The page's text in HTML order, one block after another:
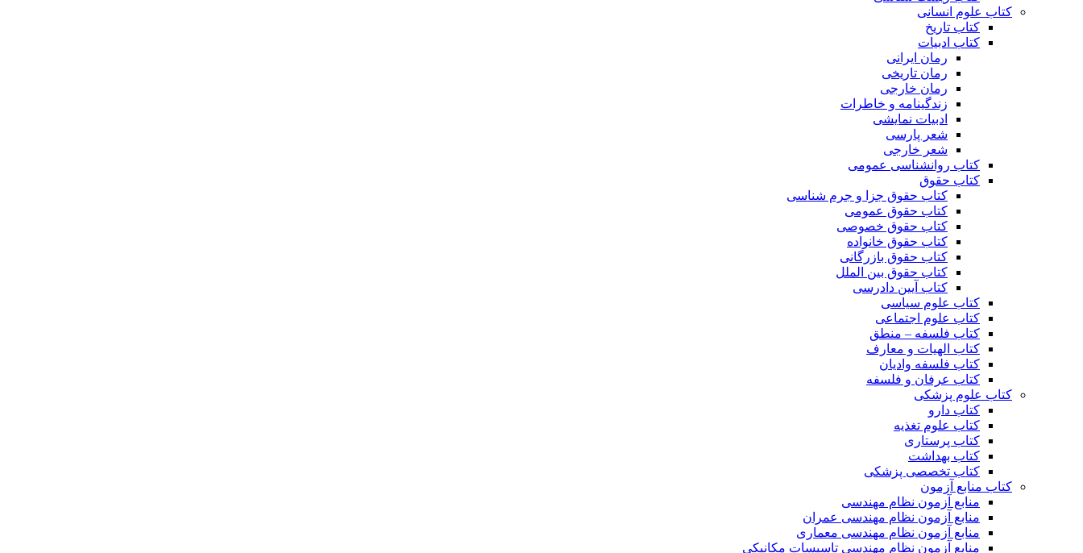
کتاب علوم انسانی
کتاب تاریخ
کتاب ادبیات
رمان ایرانی
رمان تاریخی
رمان خارجی
زندگینامه و خاطرات
ادبیات نمایشی
شعر پارسی
شعر خارجی
کتاب روانشناسی عمومی
کتاب حقوق
کتاب حقوق جزا و جرم شناسی
کتاب حقوق عمومی
کتاب حقوق خصوصی
کتاب حقوق خانواده
کتاب حقوق بازرگانی
کتاب حقوق بین الملل
کتاب آیین دادرسی
کتاب علوم سیاسی
کتاب علوم اجتماعی
کتاب فلسفه – منطق
کتاب الهیات و معارف
کتاب فلسفه وادیان
کتاب عرفان و فلسفه
کتاب علوم پزشکی
کتاب دارو
کتاب علوم تغذیه
کتاب پرستاری
کتاب بهداشت
کتاب تخصصی پزشکی
کتاب منابع آزمون
منابع آزمون نظام مهندسی
منابع آزمون نظام مهندسی عمران
منابع آزمون نظام مهندسی معماری
منابع آزمون نظام مهندسی تاسیسات مکانیکی